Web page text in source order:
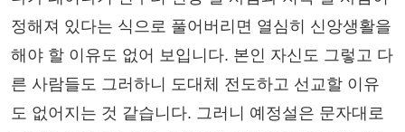
정해져 있다는 식으로 풀어버리면 열심히 신앙생활을
해야 할 이유도 없어 보입니다. 본인 자신도 그렇고 다
른 사람들도 그러하니 도대체 전도하고 선교할 이유
도 없어지는 것 같습니다. 그러니 예정설은 문자대로